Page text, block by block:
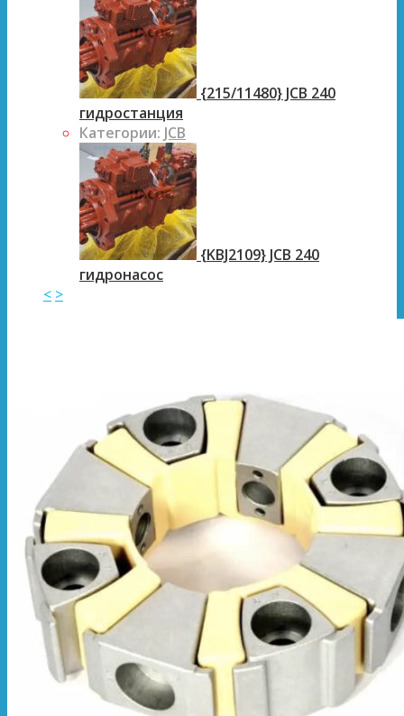
{215/11480} JCB 240
гидростанция
Категории: JCB
{KBJ2109} JCB 240
гидронасос
< >